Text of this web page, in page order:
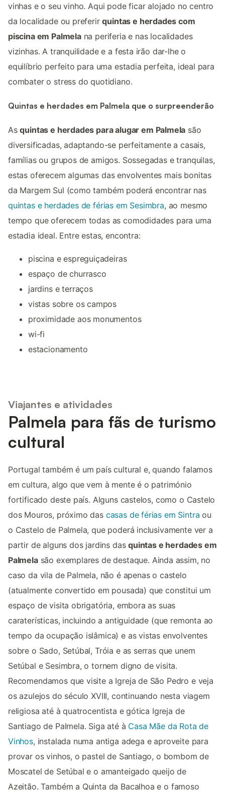
vinhas e o seu vinho. Aqui pode ficar alojado no centro
da localidade ou preferirquintas e herdades com
piscina em Palmelana periferia e nas localidades
vizinhas. A tranquilidade e a festa irão dar-lhe o
equilíbrio perfeito para uma estadia perfeita, ideal para
combater o stress do quotidiano.
Quintas e herdades em Palmela que o surpreenderão
Asquintas e herdades para alugar em Palmela são
diversificadas, adaptando-se perfeitamente a casais,
famílias ou grupos de amigos. Sossegadas e tranquilas,
estas oferecem algumas das envolventes mais bonitas
da Margem Sul (como também poderá encontrar nas
quintas e herdades de férias em Sesimbra, ao mesmo
tempo que oferecem todas as comodidades para uma
estadia ideal. Entre estas, encontra:
piscina e espreguiçadeiras
espaço de churrasco
jardins e terraços
vistas sobre os campos
proximidade aos monumentos
wi-fi
estacionamento
Viajantes e atividades
Palmela para fãs de turismo
cultural
Portugal também é um país cultural e, quando falamos
em cultura, algo que vem à mente é o património
fortificado deste país. Alguns castelos, como o Castelo
dos Mouros, próximo das casas de férias em Sintra ou
o Castelo de Palmela, que poderá inclusivamente ver a
partir de alguns dos jardins dasquintas e herdades em
Palmelasão exemplares de destaque. Ainda assim, no
caso da vila de Palmela, não é apenas o castelo
(atualmente convertido em pousada) que constitui um
espaço de visita obrigatória, embora as suas
caraterísticas, incluindo a antiguidade (que remonta ao
tempo da ocupação islâmica) e as vistas envolventes
sobre o Sado, Setúbal, Tróia e as serras que unem
Setúbal e Sesimbra, o tornem digno de visita.
Recomendamos que visite a Igreja de São Pedro e veja
os azulejos do século XVIII, continuando nesta viagem
religiosa até à quatrocentista e gótica Igreja de
Santiago de Palmela. Siga até à Casa Mãe da Rota de
Vinhos, instalada numa antiga adega e aproveite para
provar os vinhos, o pastel de Santiago, o bombom de
Moscatel de Setúbal e o amanteigado queijo de
Azeitão. Também a Quinta da Bacalhoa e o famoso